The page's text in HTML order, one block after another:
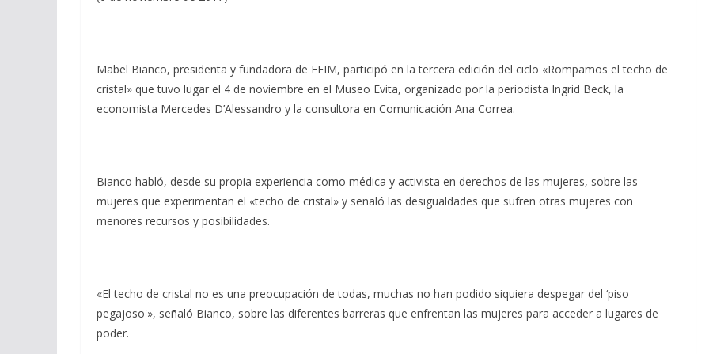
Mabel Bianco, presidenta y fundadora de FEIM, participó en la tercera edición del ciclo «Rompamos el techo de
cristal» que tuvo lugar el 4 de noviembre en el Museo Evita, organizado por la periodista Ingrid Beck, la
economista Mercedes D’Alessandro y la consultora en Comunicación Ana Correa.
Bianco habló, desde su propia experiencia como médica y activista en derechos de las mujeres, sobre las
mujeres que experimentan el «techo de cristal» y señaló las desigualdades que sufren otras mujeres con
menores recursos y posibilidades.
«El techo de cristal no es una preocupación de todas, muchas no han podido siquiera despegar del ‘piso
pegajoso'», señaló Bianco, sobre las diferentes barreras que enfrentan las mujeres para acceder a lugares de
poder.